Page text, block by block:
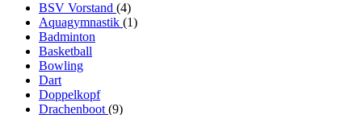
BSV Vorstand (4)
Aquagymnastik (1)
Badminton
Basketball
Bowling
Dart
Doppelkopf
Drachenboot (9)